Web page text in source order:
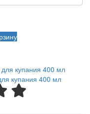
купания 400 мл